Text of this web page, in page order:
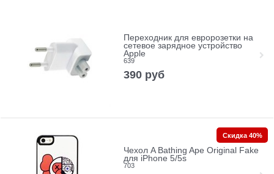
Переходник для евророзетки на
сетевое зарядное устройство
Apple
639
390 руб
Чехол A Bathing Ape Original Fake
для iPhone 5/5s
703
Скидка 40%